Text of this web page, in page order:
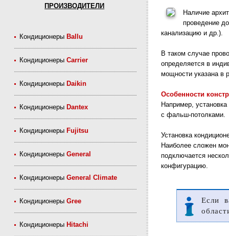
ПРОИЗВОДИТЕЛИ
Кондиционеры Ballu
КондиционерыCarrier
Кондиционеры Daikin
Кондиционеры Dantex
Кондиционеры Fujitsu
КондиционерыGeneral
КондиционерыGeneral Climate
КондиционерыGree
Кондиционеры Hitachi
Наличие
проведение
канализацию и др.).
В таком случае
определяется в
мощности указана в
Особенности
Например,
с фальш-потолками.
Установка
Наиболее сложен
подключается
конфигурацию.
Если